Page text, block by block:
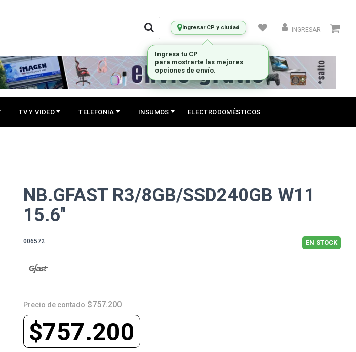
Ingresar CP y ciudad INGRESAR
TV Y VIDEO TELEFONIA INSUMOS ELECTRODOMÉSTICOS
NB.GFAST R3/8GB/SSD240GB W11
15.6"
006572 EN STOCK
Precio de contado $757.200
$757.200